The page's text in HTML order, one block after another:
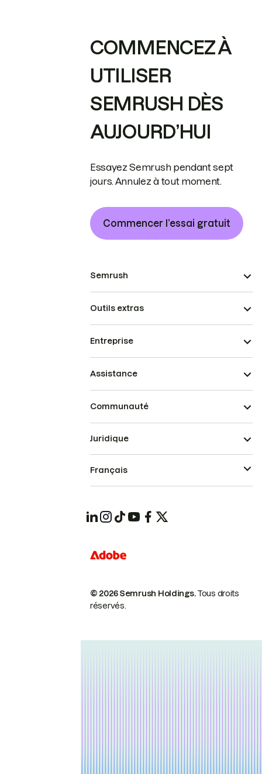
COMMENCEZ À
UTILISER
SEMRUSH DÈS
AUJOURD’HUI
Essayez Semrush pendant sept
jours. Annulez à tout moment.
Commencer l’essai gratuit
Semrush
Outils extras
Entreprise
Assistance
Communauté
© 2026 Semrush Holdings.Tous droits
réservés.
Juridique
Français